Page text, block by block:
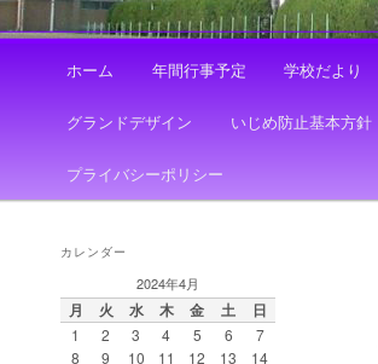
ホーム 年間行事予定 学校だより
グランドデザイン いじめ防止基本方針
プライバシーポリシー
カレンダー
2024年4月
月 火 水 木 金 土 日
1 2 3 4 5 6
7
8
9 10 11 12 13
14